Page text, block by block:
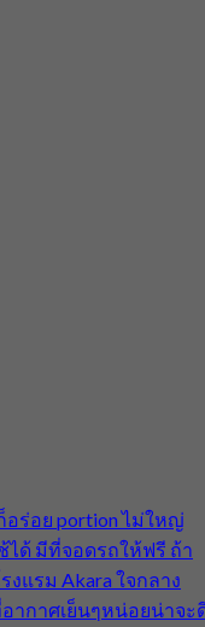
อร่อย portion ไม่ใหญ่
ได้ มีที่จอดรถให้ฟรี ถ้า
แรม Akara ใจกลาง
อากาศเย็นๆหน่อยน่าจะ